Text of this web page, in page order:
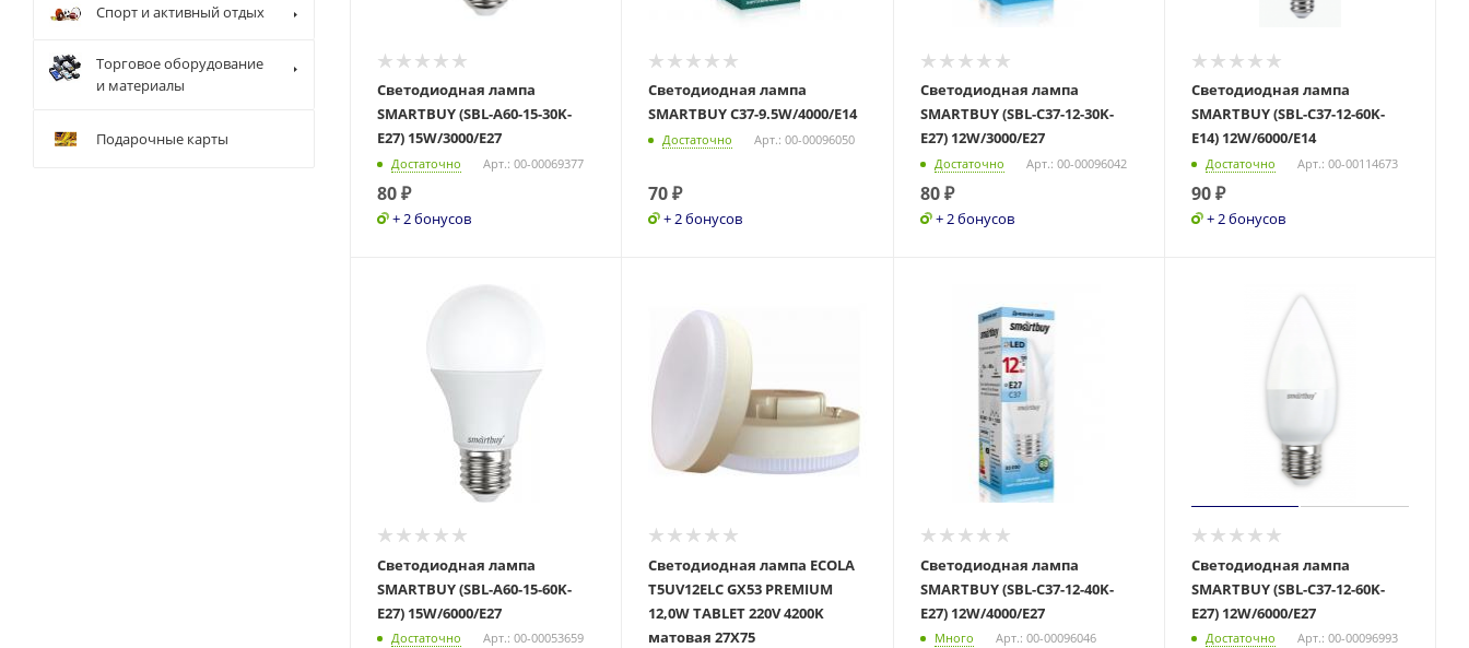
Светодиодная лампа
SMARTBUY (SBL-A60-15-30K-
E27) 15W/3000/E27
Достаточно Арт.: 00-00069377
80₽
+ 2 бонусов
Светодиодная лампа
SMARTBUY C37-9.5W/4000/E14
Достаточно Арт.: 00-00096050
70₽
+ 2 бонусов
Светодиодная лампа
SMARTBUY (SBL-C37-12-30K-
E27) 12W/3000/E27
Достаточно Арт.: 00-00096042
80₽
+ 2 бонусов
Светодиодная лампа
SMARTBUY (SBL-C37-12-60K-
E14) 12W/6000/E14
Достаточно Арт.: 00-00114673
90₽
+ 2 бонусов
Светодиодная лампа
SMARTBUY (SBL-A60-15-60K-
E27) 15W/6000/E27
Достаточно Арт.: 00-00053659
Светодиодная лампа ECOLA
T5UV12ELC GX53 PREMIUM
12,0W TABLET 220V 4200K
матовая 27X75
Светодиодная лампа
SMARTBUY (SBL-C37-12-40K-
E27) 12W/4000/E27
Много Арт.: 00-00096046
Светодиодная лампа
SMARTBUY (SBL-C37-12-60K-
E27) 12W/6000/E27
Достаточно Арт.: 00-00096993
Спорт и активный отдых
Торговое оборудование
и материалы
Подарочные карты